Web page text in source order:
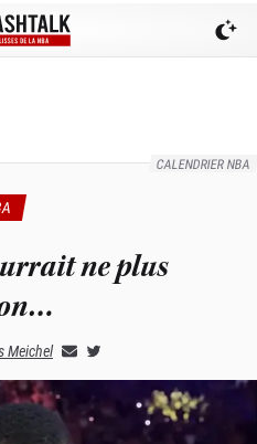
CALENDRIER NBA
ne plus
Meichel